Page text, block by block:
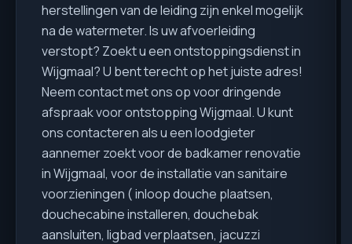
herstellingen van de leiding zijn enkel mogelijk
na de watermeter. Is uw afvoerleiding
verstopt? Zoekt u een ontstoppingsdienst in
Wijgmaal? U bent terecht op het juiste adres!
Neem contact met ons op voor dringende
afspraak voor ontstopping Wijgmaal. U kunt
ons contacteren als u een loodgieter
aannemer zoekt voor de badkamer renovatie
in Wijgmaal, voor de installatie van sanitaire
voorzieningen ( inloop douche plaatsen,
douchecabine installeren, douchebak
aansluiten, ligbad verplaatsen, jacuzzi